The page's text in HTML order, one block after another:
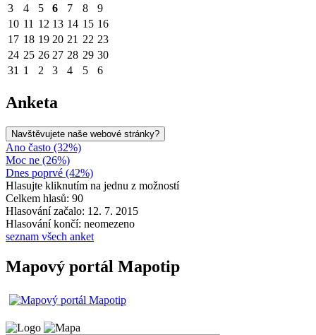
3
4 5 6 7 8
9
10 11 12 13 14 15 16
17 18 19 20 21 22 23
24 25 26 27 28 29 30
31 1 2 3 4 5 6
Anketa
Navštěvujete naše webové stránky?
Ano často (32%)
Moc ne (26%)
Dnes poprvé (42%)
Hlasujte kliknutím na jednu z možností
Celkem hlasů: 90
Hlasování začalo: 12. 7. 2015
Hlasování končí: neomezeno
seznam všech anket
Mapový portál Mapotip